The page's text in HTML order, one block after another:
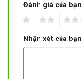
Đánh giá của bạn
Nhận xét của bạn